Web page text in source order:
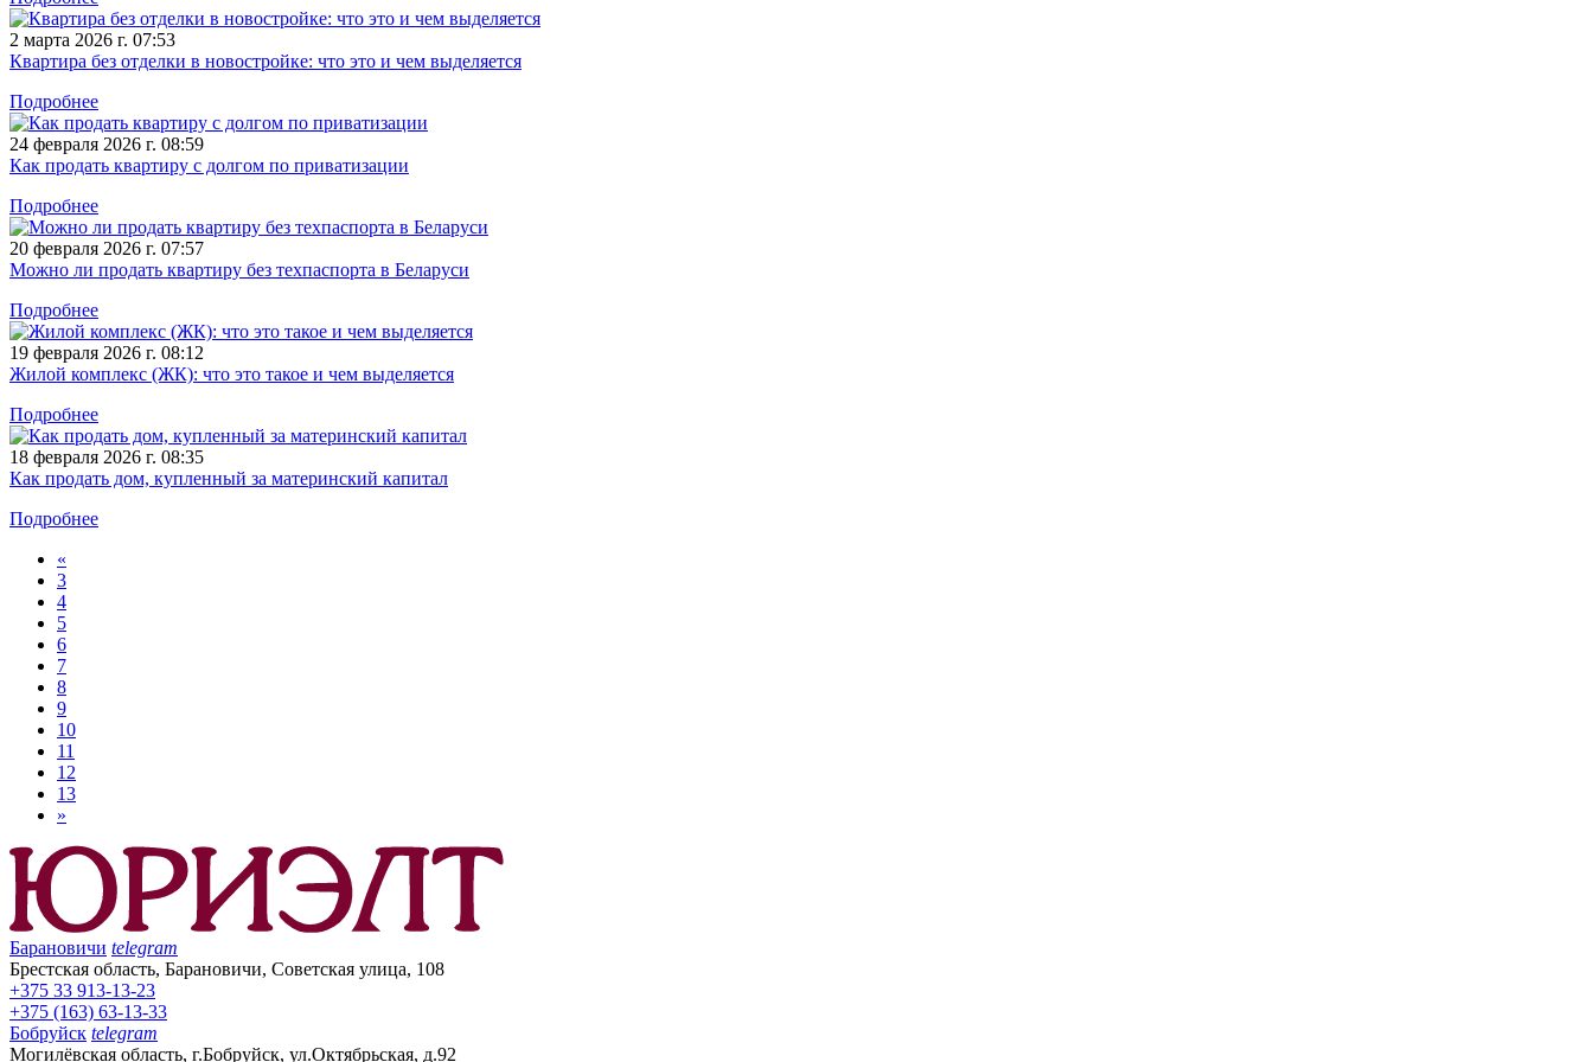
2 марта 2026 г. 07:53
Квартира без отделки в новостройке: что это и чем выделяется
Подробнее
24 февраля 2026 г. 08:59
Как продать квартиру с долгом по приватизации
Подробнее
20 февраля 2026 г. 07:57
Можно ли продать квартиру без техпаспорта в Беларуси
Подробнее
19 февраля 2026 г. 08:12
Жилой комплекс (ЖК): что это такое и чем выделяется
Подробнее
18 февраля 2026 г. 08:35
Как продать дом, купленный за материнский капитал
Подробнее
«
3
4
5
6
7
8
9
10
11
12
13
»
Барановичи telegram
Брестская область, Барановичи, Советская улица, 108
+375 33 913-13-23
+375 (163) 63-13-33
Бобруйск telegram
Могилёвская область, г.Бобруйск, ул.Октябрьская, д.92